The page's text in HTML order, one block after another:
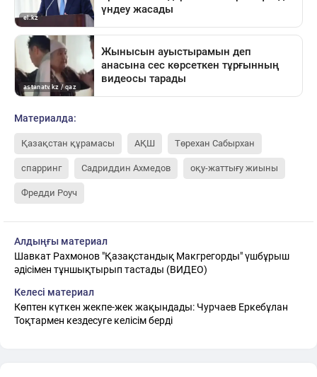
Материалда:
Қазақстан құрамасы АҚШ Төрехан Сабырхан
спарринг Садриддин Ахмедов оқу-жаттығу жиыны
Фредди Роуч
Алдыңғы материал
Шавкат Рахмонов "Қазақстандық Макгрегорды" үшбұрыш
әдісімен тұншықтырып тастады (ВИДЕО)
Келесі материал
Көптен күткен жекпе-жек жақындады: Чурчаев Еркебұлан
Тоқтармен кездесуге келісім берді